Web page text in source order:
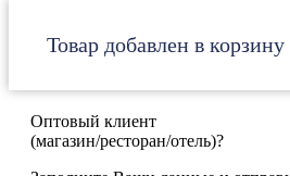
Товар добавлен в корзину
Оптовый клиент
(магазин/ресторан/отель)?